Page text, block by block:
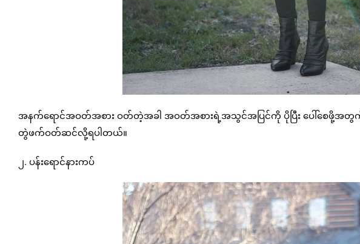
အနက်ရောင်အဝတ်အစား ဝတ်တဲ့အခါ အဝတ်အစားရဲ့အသွင်အပြင်ကို ပိုပြီး ပေါ်စေဖို့အ
တွဲဖက်ဝတ်ဆင်လို့ရပါတယ်။
၂. ပန်းရောင်နားကပ်